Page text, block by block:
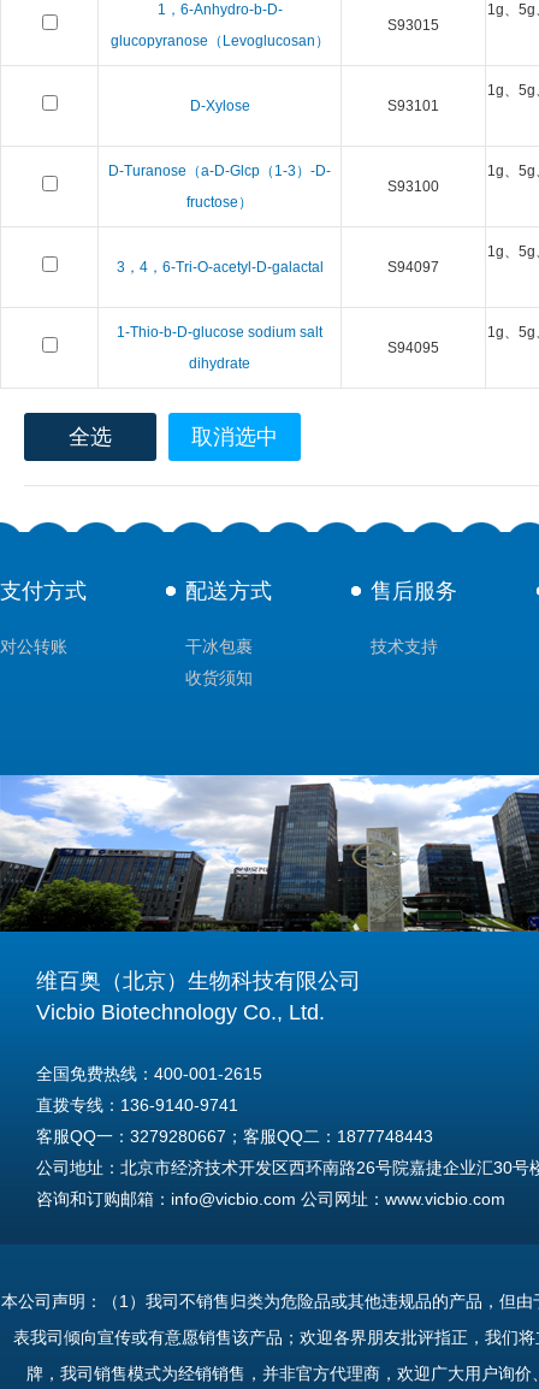
1，6-Anhydro-b-D-
glucopyranose（Levoglucosan）
S93015
1g、
D-Xylose S93101
1g、
D-Turanose（a-D-Glcp（1-3）-D-
fructose）
S93100
1g、
3，4，6-Tri-O-acetyl-D-galactal S94097
1g、
1-Thio-b-D-glucose sodium salt
dihydrate
S94095
1g、
全选 取消选中
支付方式
对公转账
配送方式
干冰包裹
收货须知
售后服务
技术支持
维百奥（北京）生物科技有限公司
Vicbio Biotechnology Co., Ltd.
全国免费热线：400-001-2615
直拨专线：136-9140-9741
客服QQ一：3279280667；客服QQ二：1877748443
公司地址：北京市经济技术开发区西环南路26号院嘉捷企业汇30号
咨询和订购邮箱：info@vicbio.com 公司网址：www.vicbio.com
Tel: +86-13691409741
本公司声明：（1）我司不销售归类为危险品或其他违规品的产品，但
表我司倾向宣传或有意愿销售该产品；欢迎各界朋友批评指正，我们
牌，我司销售模式为经销销售，并非官方代理商，欢迎广大用户询